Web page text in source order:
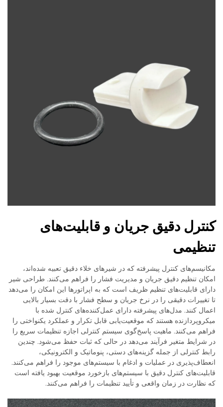
کنترل دقیق جریان و قابلیت‌های
تنظیمی
مکانیسم‌های کنترل پیشرفته که در شیرهای خلاء دقیق تعبیه شده‌اند،
امکان تنظیم دقیق جریان و مدیریت فشار را فراهم می‌کنند. طراحی شیر
دارای قابلیت‌های تنظیم ظریف است که به اپراتورها این امکان را می‌دهد
تا تغییرات دقیقی را در نرخ جریان و سطح فشار با دقت بسیار بالایی
اعمال کنند. مدل‌های پیشرفته دارای عمل‌کننده‌های کنترل شده با
میکروپردازنده هستند که موقعیت‌یابی قابل تکرار و عملکرد یکنواختی را
فراهم می‌کنند. ماهیت پاسخ‌گوی سیستم کنترلی اجازه تنظیمات سریع را
در شرایط متغیر فرآیند می‌دهد در حالی که ثبات حفظ می‌شود. چندین
رابط کنترلی از جمله گزینه‌های دستی، پنوماتیک و الکترونیکی،
انعطاف‌پذیری در عملیات و ادغام با سیستم‌های موجود را فراهم می‌کنند.
قابلیت‌های کنترل دقیق با سیستم‌های بازخورد موقعیت بهبود یافته است
که نظارت در زمان واقعی و تأیید تنظیمات را فراهم می‌کنند.